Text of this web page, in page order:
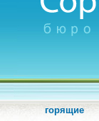
горящие